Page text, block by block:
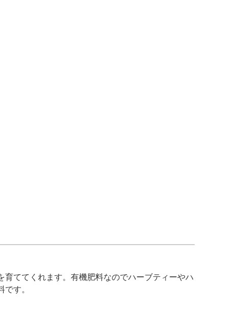
ててくれます。有機肥料なのでハーブティーやハ
す。